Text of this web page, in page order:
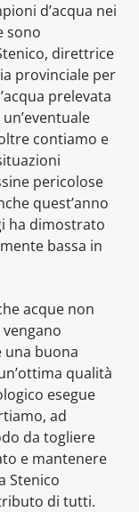
d’acqua nei
sono
direttrice
provinciale per
prelevata
contiamo e
pericolose
quest’anno
ha dimostrato
bassa in
acque non
una buona
qualità
esegue
ad
da togliere
e mantenere
Stenico
di tutti.